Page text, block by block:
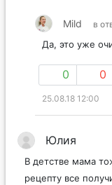
Mild в
Да, это уже
0 0
25.08.18 12:00
Юлия
В детстве мама
рецепту все